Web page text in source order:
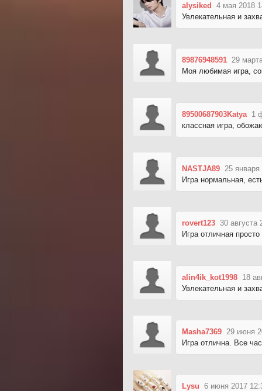
alysiked 4 мая 2018
Увлекательная и
89876948591 29
Моя любимая игра,
89500687903Katya 1
классная игра,
NASTJA89 25
Игра нормальная,
rovert123 30 августа
Игра отличная
alin4ik_kot1998 18
Увлекательная и
Masha7369 29 июня
Игра отлична. Все
Lysu 6 июня 2017